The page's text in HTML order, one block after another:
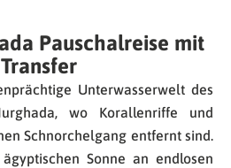
Pauschalreise mit
Unterwasserwelt des
wo Korallenriffe und
Schnorchelgang entfernt sind.
Sonne an endlosen